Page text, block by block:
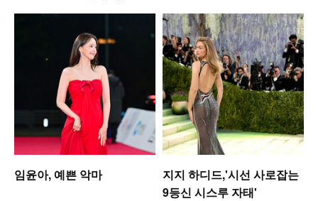
임윤아, 예쁜 악마
지지 하디드,'시선 사로잡는
9등신 시스루 자태'